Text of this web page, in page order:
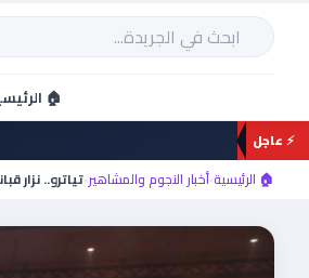
تخطي
المحتوى
بحث
🏠
⚡ عاجل
🏠 الرئيسية›أخبار النجوم والمشاهير›